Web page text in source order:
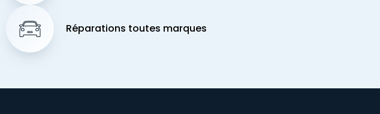
Réparations toutes marques